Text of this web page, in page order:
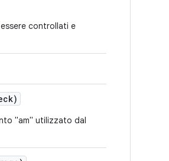
controllati e
"am" utilizzato dal